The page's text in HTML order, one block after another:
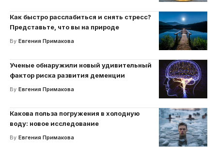
Как быстро расслабиться и снять стресс?
Представьте, что вы на природе
By Евгения Примакова
Ученые обнаружили новый удивительный
фактор риска развития деменции
By Евгения Примакова
Какова польза погружения в холодную
воду: новое исследование
By Евгения Примакова